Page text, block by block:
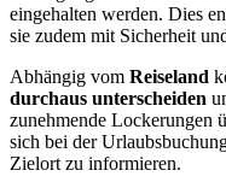
eingehalten werden. Dies
sie zudem mit Sicherheit
Abhängig vom Reiseland
durchaus unterscheiden
zunehmende Lockerungen
sich bei der
Zielort zu informieren.